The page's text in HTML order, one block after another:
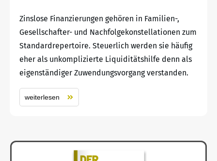
Zinslose Finanzierungen gehören in Familien-,
Gesellschafter- und Nachfolgekonstellationen zum
Standardrepertoire. Steuerlich werden sie häufig
eher als unkomplizierte Liquiditätshilfe denn als
eigenständiger Zuwendungsvorgang verstanden.
weiterlesen